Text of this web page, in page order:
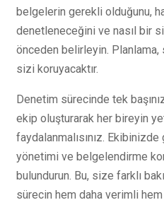
belgelerin gerekli olduğunu,
denetleneceğini ve nasıl bir
önceden belirleyin.
sizi koruyacaktır.
Denetim sürecinde tek
ekip oluşturarak her bireyin
faydalanmalısınız.
yönetimi ve belgelendirme
bulundurun. Bu, size farklı
sürecin hem daha verimli